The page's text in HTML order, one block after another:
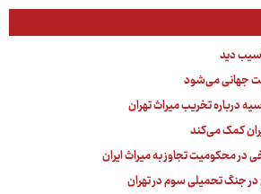
دید
درباره تخریب میراث تهران
کمک می‌کند
در محکومیت تجاوز به میراث ایران